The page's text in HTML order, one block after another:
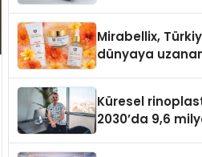
Mirabellix,
dünyaya
Küresel
2030’da 9,6